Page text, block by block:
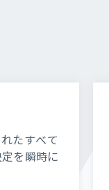
たすべて
を瞬時に